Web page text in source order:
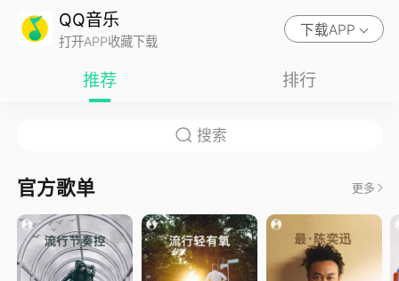
QQ音乐
打开APP收藏下载
下载APP
推荐 排行
官方歌单 更多